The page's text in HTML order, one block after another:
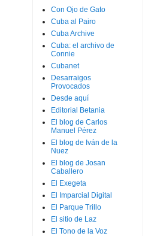
Con Ojo de Gato
Cuba al Pairo
Cuba Archive
Cuba: el archivo de
Connie
Cubanet
Desarraigos
Provocados
Desde aquí
Editorial Betania
El blog de Carlos
Manuel Pérez
El blog de Iván de la
Nuez
El blog de Josan
Caballero
El Exegeta
El Imparcial Digital
El Parque Trillo
El sitio de Laz
El Tono de la Voz